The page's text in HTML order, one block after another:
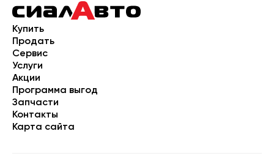
Купить
Продать
Сервис
Услуги
Акции
Программа выгод
Запчасти
Контакты
Карта сайта